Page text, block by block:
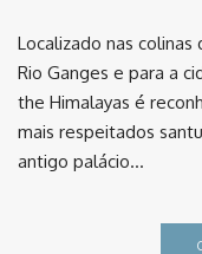
Localizado nas colinas
Rio Ganges e para a
the Himalayas é
mais respeitados
antigo palácio…